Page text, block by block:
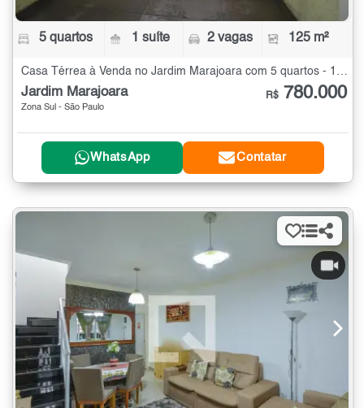
5 quartos 1 suíte 2 vagas 125 m²
Jardim Marajoara
Zona Sul - São Paulo
R$ 780.000
WhatsApp Contatar